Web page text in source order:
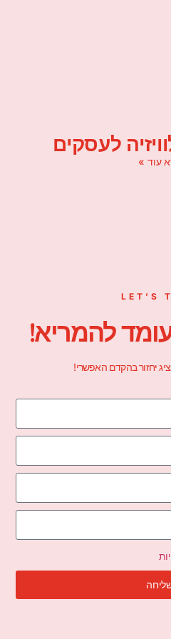
לעסקים
עוד »
LET’S
להמריא!
יחזור בהקדם האפשרי!